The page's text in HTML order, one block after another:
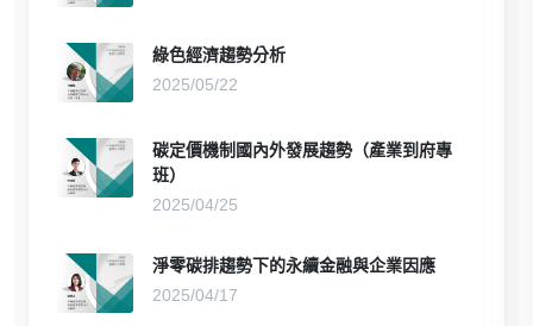
綠色經濟趨勢分析
2025/05/22
碳定價機制國內外發展趨勢（產業到府專
班）
2025/04/25
淨零碳排趨勢下的永續金融與企業因應
2025/04/17